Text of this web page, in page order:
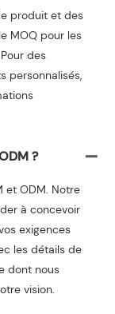
produit et des
MOQ pour les
des
personnalisés,
?
et ODM. Notre
à concevoir
exigences
les détails de
dont nous
vision.